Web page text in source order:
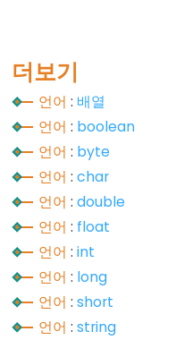
열
boolean
byte
char
double
float
int
long
short
string
더보기
언어 : 배열
언어 : boolean
언어 : byte
언어 :char
언어 :double
언어 : float
언어 :int
언어 : long
언어 :short
언어 :string